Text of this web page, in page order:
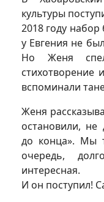
культуры
2018 году
у Евгения не
Но Женя
стихотворение
вспоминали
Женя
остановили, не
до конца». Мы
очередь,
интересная.
И он поступил!